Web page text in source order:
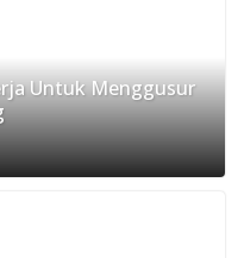
Untuk Menggusur